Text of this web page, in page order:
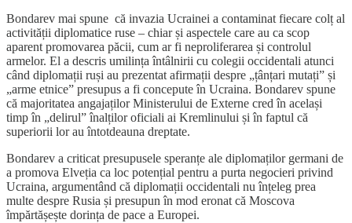
Bondarev mai spune că invazia Ucrainei a contaminat fiecare colț al
activității diplomatice ruse – chiar și aspectele care au ca scop
aparent promovarea păcii, cum ar fi neproliferarea și controlul
armelor. El a descris umilința întâlnirii cu colegii occidentali atunci
când diplomații ruși au prezentat afirmații despre „țânțari mutați” și
„arme etnice” presupus a fi concepute în Ucraina. Bondarev spune
că majoritatea angajaților Ministerului de Externe cred în același
timp în „delirul” înalților oficiali ai Kremlinului și în faptul că
superiorii lor au întotdeauna dreptate.
Bondarev a criticat presupusele speranțe ale diplomaților germani de
a promova Elveția ca loc potențial pentru a purta negocieri privind
Ucraina, argumentând că diplomații occidentali nu înțeleg prea
multe despre Rusia și presupun în mod eronat că Moscova
împărtășește dorința de pace a Europei.